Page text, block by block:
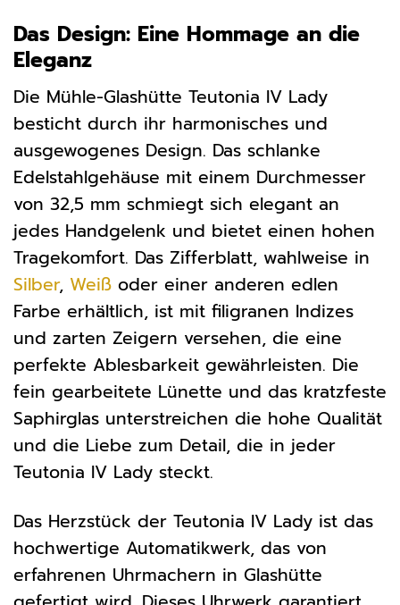
Das Design: Eine Hommage an die
Eleganz
Die Mühle-Glashütte Teutonia IV Lady
besticht durch ihr harmonisches und
ausgewogenes Design. Das schlanke
Edelstahlgehäuse mit einem Durchmesser
von 32,5 mm schmiegt sich elegant an
jedes Handgelenk und bietet einen hohen
Tragekomfort. Das Zifferblatt, wahlweise in
Silber, Weiß oder einer anderen edlen
Farbe erhältlich, ist mit filigranen Indizes
und zarten Zeigern versehen, die eine
perfekte Ablesbarkeit gewährleisten. Die
fein gearbeitete Lünette und das kratzfeste
Saphirglas unterstreichen die hohe Qualität
und die Liebe zum Detail, die in jeder
Teutonia IV Lady steckt.
Das Herzstück der Teutonia IV Lady ist das
hochwertige Automatikwerk, das von
erfahrenen Uhrmachern in Glashütte